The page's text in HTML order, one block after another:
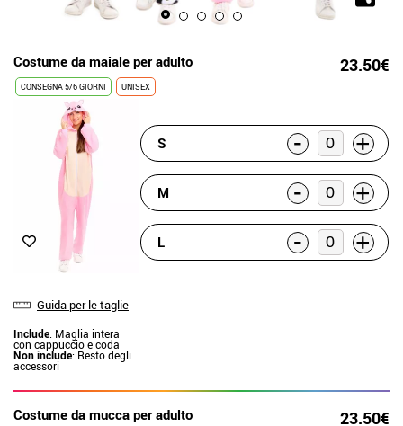
Costume da maiale per adulto 23.50€
CONSEGNA 5/6 GIORNI UNISEX
Guida per le taglie
Include: Maglia intera
con cappuccio e coda
Non include: Resto degli
accessori
S - +
M - +
L - +
Costume da mucca per adulto 23.50€